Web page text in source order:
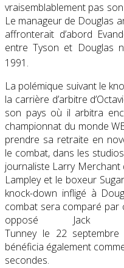
vraisemblablement pas
Le manageur de Douglas
affronterait d’abord
entre Tyson et Douglas
1991 .
La polémique suivant le
la carrière d’arbitre
son pays où il arbitra
championnat du monde
prendre sa retraite en
le combat, dans les
journaliste Larry Merchant
Lampley et le boxeur
knock-down infligé à
combat sera comparé par
opposé Jack
Tunney le 22 septembre
bénéficia également
secondes.